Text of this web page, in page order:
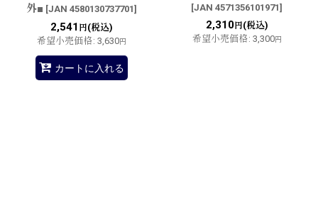
外■ [JAN 4580130737701]
2,541 円(税込)
希望小売価格: 3,630円
カートに入れる
[JAN 4571356101971]
2,310円(税込)
希望小売価格: 3,300円